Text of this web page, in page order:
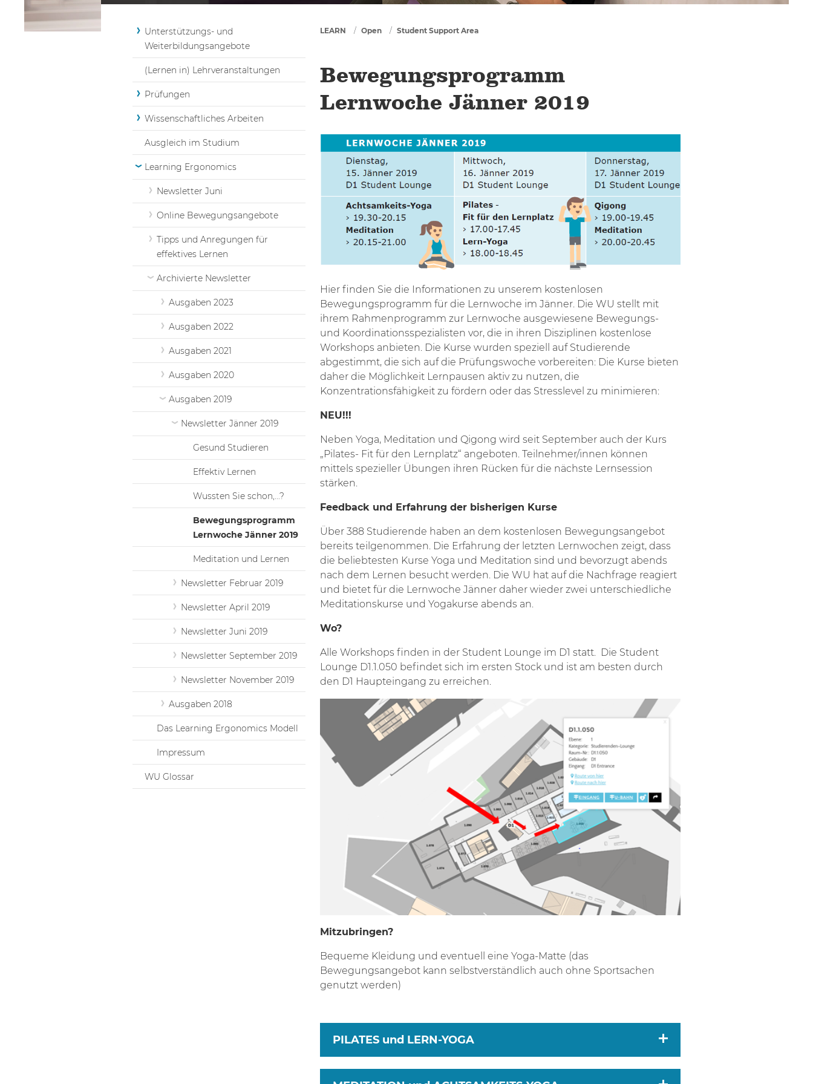
Unterstützungs- und
Weiterbildungsangebote
(Lernen in) Lehrveranstaltungen
Prüfungen
Wissenschaftliches Arbeiten
Ausgleich im Studium
Learning Ergonomics
Newsletter Juni
Online Bewegungsangebote
Tipps und Anregungen für
effektives Lernen
Archivierte Newsletter
Ausgaben 2023
Ausgaben 2022
Ausgaben 2021
Ausgaben 2020
Ausgaben 2019
Newsletter Jänner 2019
Gesund Studieren
Effektiv Lernen
Wussten Sie schon,...?
Bewegungsprogramm
Lernwoche Jänner 2019
Meditation und Lernen
Newsletter Februar 2019
Newsletter April 2019
Newsletter Juni 2019
Newsletter September 2019
Newsletter November 2019
Ausgaben 2018
Das Learning Ergonomics Modell
Impressum
WU Glossar
You are here
LEARN Open Student Support Area
Bewegungsprogramm
Lernwoche Jänner 2019
Hier finden Sie die Informationen zu unserem kostenlosen
Bewegungsprogramm für die Lernwoche im Jänner. Die WU stellt mit
ihrem Rahmenprogramm zur Lernwoche ausgewiesene Bewegungs-
und Koordinationsspezialisten vor, die in ihren Disziplinen kostenlose
Workshops anbieten. Die Kurse wurden speziell auf Studierende
abgestimmt, die sich auf die Prüfungswoche vorbereiten: Die Kurse bieten
daher die Möglichkeit Lernpausen aktiv zu nutzen, die
Konzentrationsfähigkeit zu fördern oder das Stresslevel zu minimieren:
NEU!!!
Neben Yoga, Meditation und Qigong wird seit September auch der Kurs
„Pilates- Fit für den Lernplatz“ angeboten. Teilnehmer/innen können
mittels spezieller Übungen ihren Rücken für die nächste Lernsession
stärken.
Feedback und Erfahrung der bisherigen Kurse
Über 388 Studierende haben an dem kostenlosen Bewegungsangebot
bereits teilgenommen. Die Erfahrung der letzten Lernwochen zeigt, dass
die beliebtesten Kurse Yoga und Meditation sind und bevorzugt abends
nach dem Lernen besucht werden. Die WU hat auf die Nachfrage reagiert
und bietet für die Lernwoche Jänner daher wieder zwei unterschiedliche
Meditationskurse und Yogakurse abends an.
Wo?
Alle Workshops finden in der Student Lounge im D1 statt. Die Student
Lounge D1.1.050 befindet sich im ersten Stock und ist am besten durch
den D1 Haupteingang zu erreichen.
Mitzubringen?
Bequeme Kleidung und eventuell eine Yoga-Matte (das
Bewegungsangebot kann selbstverständlich auch ohne Sportsachen
genutzt werden)
PILATES und LERN-YOGA